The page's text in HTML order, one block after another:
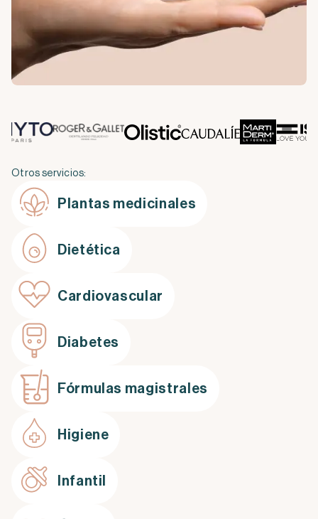
Otros servicios:
Plantas medicinales
Dietética
Cardiovascular
Diabetes
Fórmulas magistrales
Higiene
Infantil